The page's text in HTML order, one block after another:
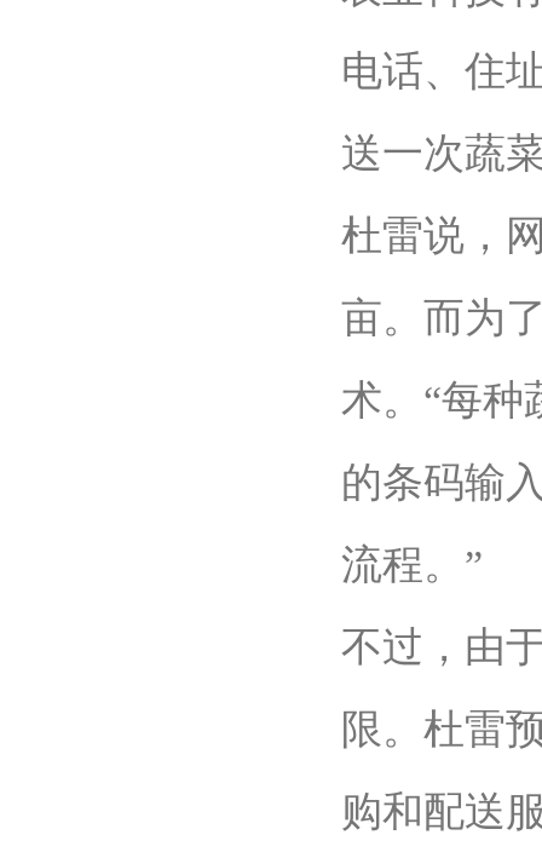
电话、住
送一次蔬
杜雷说，
亩。而为
术。“每种
的条码输
流程。”
不过，由
限。杜雷
购和配送